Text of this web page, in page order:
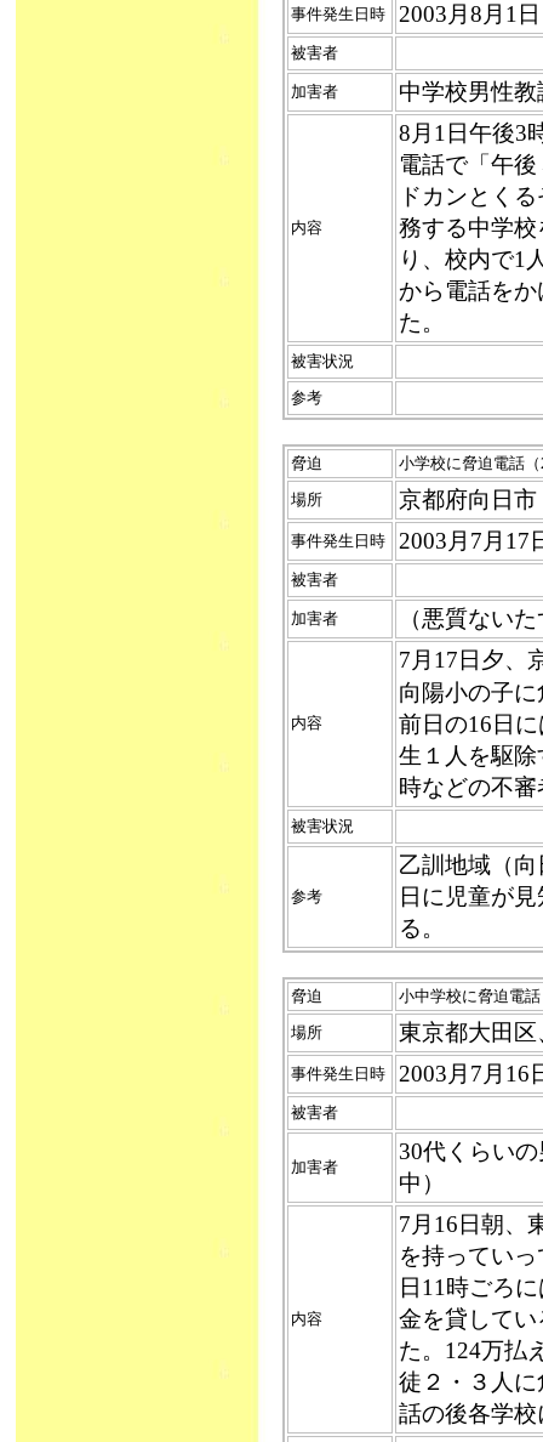
事件発生日時 2003月8月1
被害者
加害者 中学校男性
内容
8月1日午後3
電話で「午
ドカンとく
務する中学
り、校内で1
から電話を
た。
被害状況
参考
脅迫
小学校に脅迫電
場所
京都府向日
事件発生日時 2003月7月
被害者
加害者 （悪質ない
内容
7月17日夕、
向陽小の子
前日の16日
生１人を駆
時などの不
被害状況
参考
乙訓地域（
日に児童が
る。
脅迫
小中学校に脅迫
場所
東京都大田
事件発生日時 2003月7月
被害者
加害者
30代くらい
中）
内容
7月16日朝、
を持ってい
日11時ごろ
金を貸して
た。124万払
徒２・３人
話の後各学